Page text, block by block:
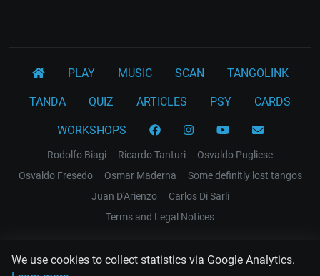
We use cookies to collect statistics via Google Analytics.
PLAY MUSIC SCAN TANGOLINK
TANDA QUIZ ARTICLES PSY CARDS
WORKSHOPS
Rodolfo Biagi Ricardo Tanturi
Osvaldo Pugliese
Osvaldo Fresedo
Osmar Maderna
Some definitly lost tangos
Juan D'Arienzo
Carlos Di Sarli
Terms and Legal Notices
EL RECODO TANGO